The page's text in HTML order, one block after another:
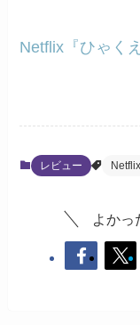
Netflix『ひゃく
レビュー Netflix
よかっ